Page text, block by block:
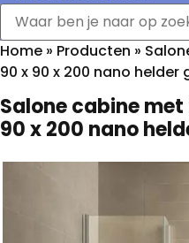
Home » Producten »
90 x 90 x 200 nano
Salone cabine
90 x 200 nano